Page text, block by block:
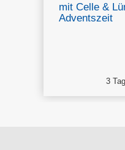
mit Celle &
Adventszeit
3